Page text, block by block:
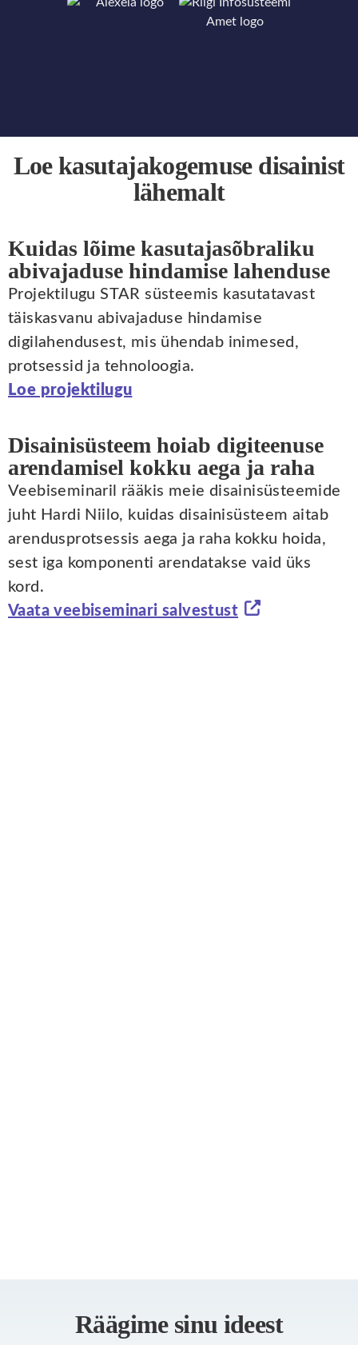
Loe kasutajakogemuse disainist
lähemalt
Kuidas lõime kasutajasõbraliku
abivajaduse hindamise lahenduse
Projektilugu STAR süsteemis kasutatavast
täiskasvanu abivajaduse hindamise
digilahendusest, mis ühendab inimesed,
protsessid ja tehnoloogia.
Loe projektilugu
Disainisüsteem hoiab digiteenuse
arendamisel kokku aega ja raha
Veebiseminaril rääkis meie disainisüsteemide
juht Hardi Niilo, kuidas disainisüsteem aitab
arendusprotsessis aega ja raha kokku hoida,
sest iga komponenti arendatakse vaid üks
kord.
Vaata veebiseminari salvestust
Räägime sinu ideest